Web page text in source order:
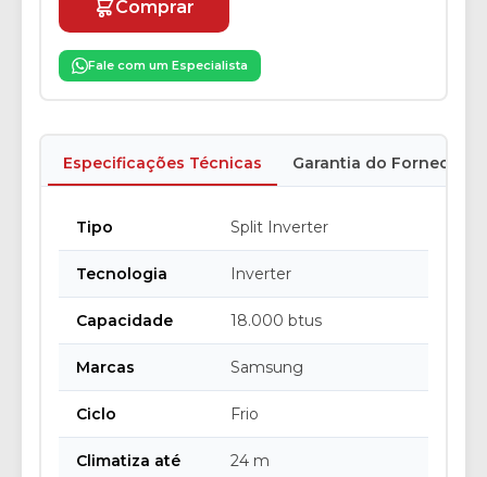
Comprar
Fale com um Especialista
Especificações Técnicas Garantia do Fornecedor
Tipo Split Inverter
Tecnologia Inverter
Capacidade 18.000 btus
Marcas Samsung
Ciclo Frio
Climatiza até 24 m